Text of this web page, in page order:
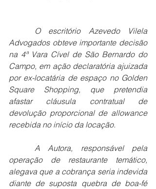
Advogados obteve importante decisão
na 4ª Vara Cível de São Bernardo do
Campo, em ação declaratória ajuizada
por ex-locatária de espaço no Golden
Square Shopping, que pretendia
afastar cláusula contratual de
devolução proporcional de allowance
recebida no início da locação.
operação de restaurante temático,
alegava que a cobrança seria indevida
diante de suposta quebra de boa-fé